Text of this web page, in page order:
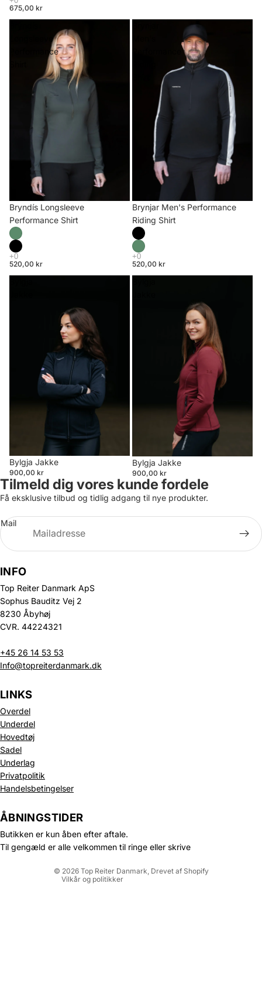
675,00 kr
Longsleeve
Performance
Bryndís Longsleeve
Performance Shirt
520,00 kr
Brynjar Men's Performance
Riding Shirt
520,00 kr
Bylgja Jakke
900,00 kr
Bylgja Jakke
900,00 kr
Tilmeld dig vores kunde fordele
Få eksklusive tilbud og tidlig adgang til nye produkter.
Mail
INFO
Top Reiter Danmark ApS
Sophus Bauditz Vej 2
8230 Åbyhøj
CVR. 44224321
+45 26 14 53 53
Info@topreiterdanmark.dk
LINKS
Overdel
Underdel
Hovedtøj
Sadel
Underlag
Privatpolitik
Handelsbetingelser
ÅBNINGSTIDER
Butikken er kun åben efter aftale.
Til gengæld er alle velkommen til ringe eller skrive
© 2026 Top Reiter Danmark , Drevet af Shopify
Vilkår og politikker
Politik om beskyttelse af persondata
Refusionspolitik
Leveringspolitik
Kontaktinformation